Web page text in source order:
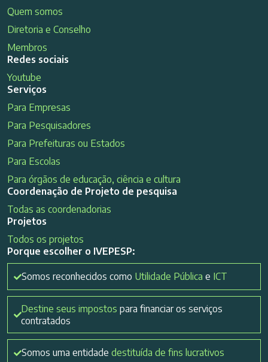
Quem somos
Diretoria e Conselho
Membros
Redes sociais
Youtube
Serviços
Para Empresas
Para Pesquisadores
Para Prefeituras ou Estados
Para Escolas
Para órgãos de educação, ciência e cultura
Coordenação de Projeto de pesquisa
Todas as coordenadorias
Projetos
Todos os projetos
Porque escolher o IVEPESP:
Somos reconhecidos como Utilidade Pública e ICT
Destine seus impostos para financiar os serviços
contratados
Somos uma entidade destituída de fins lucrativos